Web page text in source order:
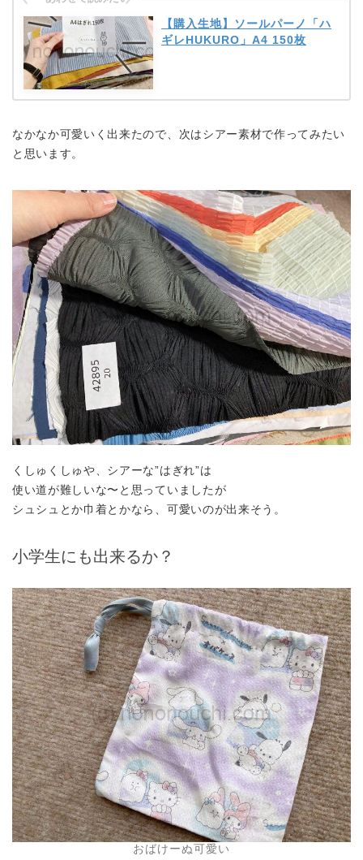
【購入生地】ソールパーノ「ハ
ギレHUKURO」A4 150枚
なかなか可愛いく出来たので、次はシアー素材で作ってみたい
と思います。
くしゅくしゅや、シアーな”はぎれ”は
使い道が難しいな〜と思っていましたが
シュシュとか巾着とかなら、可愛いのが出来そう。
小学生にも出来るか？
おばけーぬ可愛い